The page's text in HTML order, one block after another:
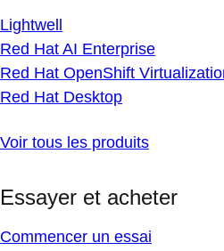
Lightwell
Red Hat AI Enterprise
Red Hat OpenShift
Red Hat Desktop
Voir tous les produits
Essayer et acheter
Commencer un essai